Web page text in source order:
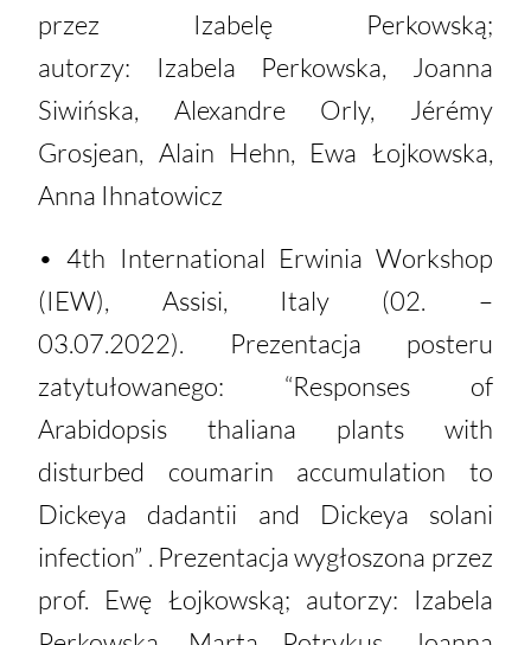
przez Izabelę Perkowską;
autorzy: Izabela Perkowska, Joanna
Siwińska, Alexandre Orly, Jérémy
Grosjean, Alain Hehn, Ewa Łojkowska,
Anna Ihnatowicz
• 4th International Erwinia Workshop
(IEW), Assisi, Italy (02. –
03.07.2022). Prezentacja posteru
zatytułowanego: “Responses of
Arabidopsis thaliana plants with
disturbed coumarin accumulation to
Dickeya dadantii and Dickeya solani
infection” . Prezentacja wygłoszona przez
prof. Ewę Łojkowską; autorzy: Izabela